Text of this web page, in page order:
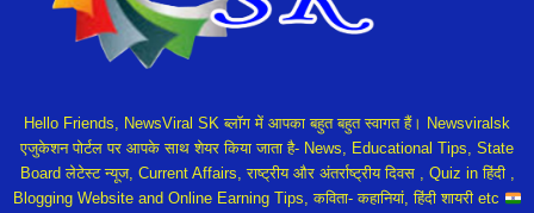
Hello Friends, NewsViral SK ब्लॉग में आपका बहुत बहुत स्वागत हैं। Newsviralsk
एजुकेशन पोर्टल पर आपके साथ शेयर किया जाता है- News, Educational Tips, State
Board लेटेस्ट न्यूज, Current Affairs, राष्ट्रीय और अंतर्राष्ट्रीय दिवस , Quiz in हिंदी ,
Blogging Website and Online Earning Tips, कविता- कहानियां, हिंदी शायरी etc